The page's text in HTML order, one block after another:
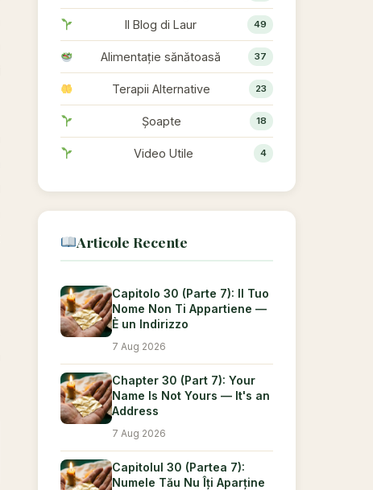
Il Blog di Laur 49
Alimentație sănătoasă 37
Terapii Alternative 23
Șoapte 18
Video Utile 4
Articole Recente
Capitolo 30 (Parte 7): Il Tuo
Nome Non Ti Appartiene —
È un Indirizzo
7 Aug 2026
Chapter 30 (Part 7): Your
Name Is Not Yours — It's an
Address
7 Aug 2026
Capitolul 30 (Partea 7):
Numele Tău Nu Îți Aparține